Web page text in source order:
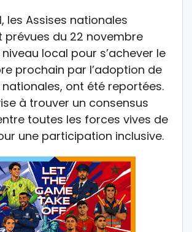
les Assises nationales
prévues du 22 novembre
local pour s’achever le
prochain par l’adoption de
ont été reportées.
à trouver un consensus
toutes les forces vives de
une participation inclusive.